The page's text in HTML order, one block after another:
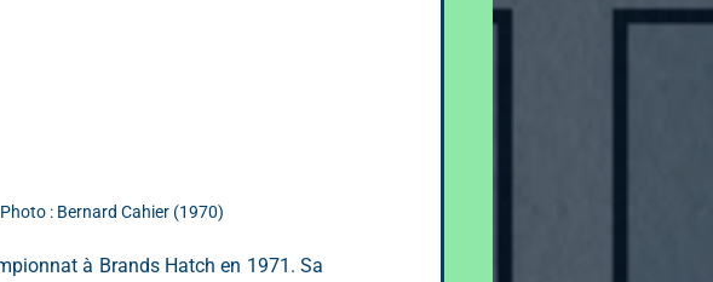
Photo : Bernard Cahier (1970)
à Brands Hatch en 1971. Sa